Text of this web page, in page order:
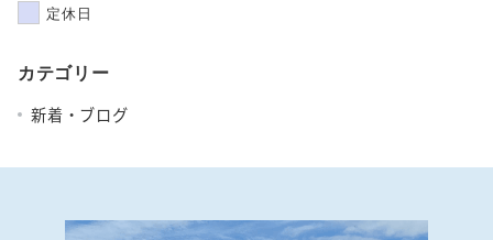
定休日
カテゴリー
新着・ブログ